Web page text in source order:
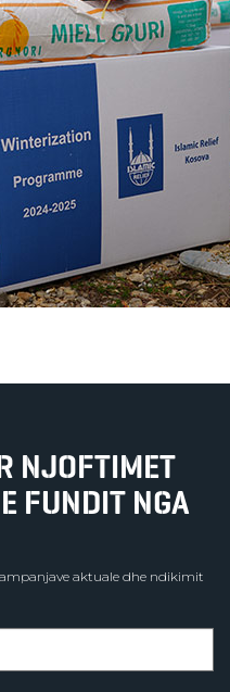
NJOFTIMET
FUNDIT NGA
aktuale dhe ndikimit